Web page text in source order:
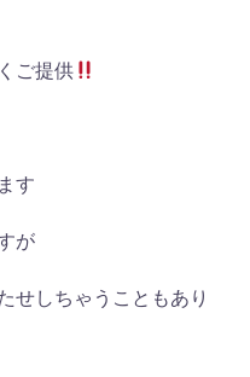
ご提供
す
が
せしちゃうこともあり